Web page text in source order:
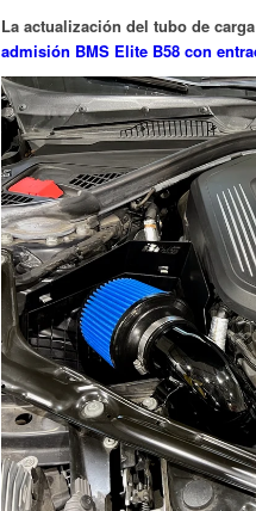
La actualización del tubo de
admisión BMS Elite B58 con